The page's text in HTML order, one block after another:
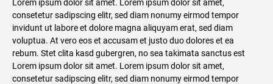
Lorem ipsum dolor sit amet. Lorem ipsum dolor sit amet,
consetetur sadipscing elitr, sed diam nonumy eirmod tempor
invidunt ut labore et dolore magna aliquyam erat, sed diam
voluptua. At vero eos et accusam et justo duo dolores et ea
rebum. Stet clita kasd gubergren, no sea takimata sanctus est
Lorem ipsum dolor sit amet. Lorem ipsum dolor sit amet,
consetetur sadipscing elitr, sed diam nonumy eirmod tempor